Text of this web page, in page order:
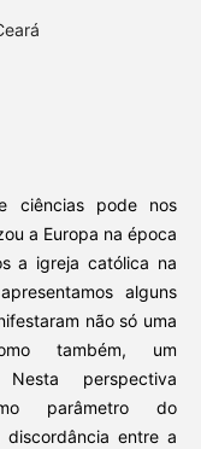
ciências pode nos
a Europa na época
a igreja católica na
alguns
não só uma
também, um
Nesta perspectiva
parâmetro do
discordância entre a